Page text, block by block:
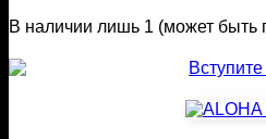
В наличии лишь 1 (может быть